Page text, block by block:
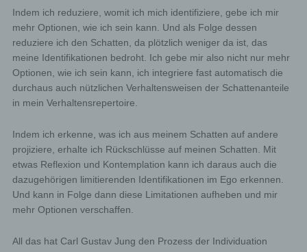
Indem ich reduziere, womit ich mich identifiziere, gebe ich mir
mehr Optionen, wie ich sein kann. Und als Folge dessen
reduziere ich den Schatten, da plötzlich weniger da ist, das
meine Identifikationen bedroht. Ich gebe mir also nicht nur mehr
Optionen, wie ich sein kann, ich integriere fast automatisch die
durchaus auch nützlichen Verhaltensweisen der Schattenanteile
in mein Verhaltensrepertoire.
Indem ich erkenne, was ich aus meinem Schatten auf andere
projiziere, erhalte ich Rückschlüsse auf meinen Schatten. Mit
etwas Reflexion und Kontemplation kann ich daraus auch die
dazugehörigen limitierenden Identifikationen im Ego erkennen.
Und kann in Folge dann diese Limitationen aufheben und mir
mehr Optionen verschaffen.
All das hat Carl Gustav Jung den Prozess der Individuation
the personal data specified during the registration
at any time, or to have them completely deleted
from the data stock of the controller.
The data controller shall, at any time, provide
information upon request to each data subject as to
what personal data are stored about the data
subject. In addition, the data controller shall correct
or erase personal data at the request or indication
storage obligations. The entirety of the controller’s
employees are available to the data subject in this
respect as contact persons.
Contact possibility via the website
The website contains information that enables a quick
electronic contact to our enterprise, as well as direct
address of the so-called electronic mail (e-mail address).
If a data subject contacts the controller by e-mail or via a